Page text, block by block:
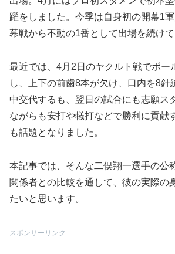
躍をしました。今季は自身初の開幕1
幕戦から不動の1番として出場を続けて
最近では、4月2日のヤクルト戦でボー
し、上下の前歯8本が欠け、口内を8針
中交代するも、翌日の試合にも志願ス
ながらも安打や犠打などで勝利に貢献
も話題となりました。
本記事では、そんな二俣翔一選手の公
関係者との比較を通して、彼の実際の
たいと思います。
スポンサーリンク